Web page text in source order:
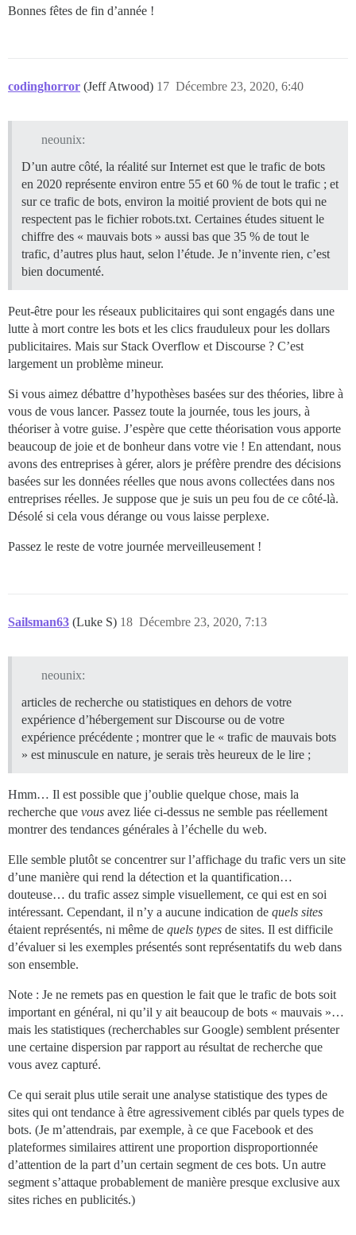
Bonnes fêtes de fin d’année !
codinghorror (Jeff Atwood) Décembre 23, 2020, 6:40
17
neounix:
D’un autre côté, la réalité sur Internet est que le trafic de bots
en 2020 représente environ entre 55 et 60 % de tout le trafic ; et
sur ce trafic de bots, environ la moitié provient de bots qui ne
respectent pas le fichier robots.txt. Certaines études situent le
chiffre des « mauvais bots » aussi bas que 35 % de tout le
trafic, d’autres plus haut, selon l’étude. Je n’invente rien, c’est
bien documenté.
Peut-être pour les réseaux publicitaires qui sont engagés dans une
lutte à mort contre les bots et les clics frauduleux pour les dollars
publicitaires. Mais sur Stack Overflow et Discourse ? C’est
largement un problème mineur.
Si vous aimez débattre d’hypothèses basées sur des théories, libre à
vous de vous lancer. Passez toute la journée, tous les jours, à
théoriser à votre guise. J’espère que cette théorisation vous apporte
beaucoup de joie et de bonheur dans votre vie ! En attendant, nous
avons des entreprises à gérer, alors je préfère prendre des décisions
basées sur les données réelles que nous avons collectées dans nos
entreprises réelles. Je suppose que je suis un peu fou de ce côté-là.
Désolé si cela vous dérange ou vous laisse perplexe.
Passez le reste de votre journée merveilleusement !
Sailsman63 (Luke S) Décembre 23, 2020, 7:13
18
neounix:
articles de recherche ou statistiques en dehors de votre
expérience d’hébergement sur Discourse ou de votre
expérience précédente ; montrer que le « trafic de mauvais bots
» est minuscule en nature, je serais très heureux de le lire ;
Hmm… Il est possible que j’oublie quelque chose, mais la
recherche que vous avez liée ci-dessus ne semble pas réellement
montrer des tendances générales à l’échelle du web.
Elle semble plutôt se concentrer sur l’affichage du trafic vers un site
d’une manière qui rend la détection et la quantification…
douteuse… du trafic assez simple visuellement, ce qui est en soi
intéressant. Cependant, il n’y a aucune indication de quels sites
étaient représentés, ni même de quels types de sites. Il est difficile
d’évaluer si les exemples présentés sont représentatifs du web dans
son ensemble.
Note : Je ne remets pas en question le fait que le trafic de bots soit
important en général, ni qu’il y ait beaucoup de bots « mauvais »…
mais les statistiques (recherchables sur Google) semblent présenter
une certaine dispersion par rapport au résultat de recherche que
vous avez capturé.
Ce qui serait plus utile serait une analyse statistique des types de
sites qui ont tendance à être agressivement ciblés par quels types de
bots. (Je m’attendrais, par exemple, à ce que Facebook et des
plateformes similaires attirent une proportion disproportionnée
d’attention de la part d’un certain segment de ces bots. Un autre
segment s’attaque probablement de manière presque exclusive aux
sites riches en publicités.)